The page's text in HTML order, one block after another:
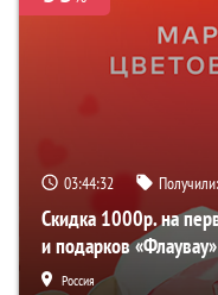
03:44:31 Получили:
Скидка 1000р. на
и подарков «Флаувау»
Россия